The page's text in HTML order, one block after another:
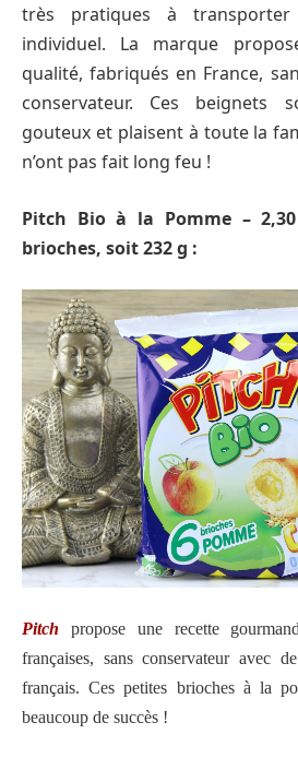
très pratiques à
individuel. La marque
qualité, fabriqués en France,
conservateur. Ces beignets
gouteux et plaisent à toute la
n’ont pas fait long feu !
Pitch Bio à la Pomme –
brioches, soit 232 g :
Pitch propose une recette
françaises, sans conservateur avec
français. Ces petites brioches à la
beaucoup de succès !